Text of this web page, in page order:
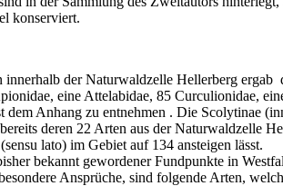
konserviert.
der Naturwaldzelle Hellerberg
eine Attelabidae, 85 Curculio­nidae,
dem Anhang zu entnehmen . Die Scolytinae
deren 22 Arten aus der Naturwaldzelle
lato) im Gebiet auf 134 ansteigen lässt.
bekannt gewordener Fundpunkte in
Ansprüche, sind folgende Arten,